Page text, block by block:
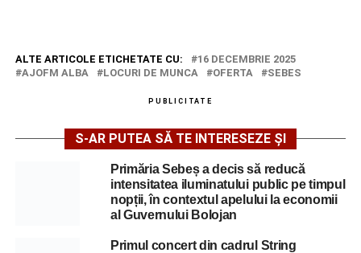
ALTE ARTICOLE ETICHETATE CU:
16 DECEMBRIE 2025
AJOFM ALBA
LOCURI DE MUNCA OFERTA SEBES
PUBLICITATE
S-AR PUTEA SĂ TE INTERESEZE ȘI
Primăria Sebeș a decis să reducă
intensitatea iluminatului public pe timpul
nopții, în contextul apelului la economii
al Guvernului Bolojan
Primul concert din cadrul String